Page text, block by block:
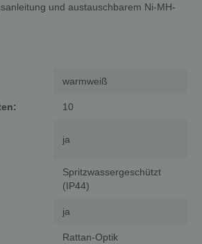
und austauschbarem Ni-MH-
warmweiß
10
ja
Spritzwassergeschützt
(IP44)
ja
Rattan-Optik